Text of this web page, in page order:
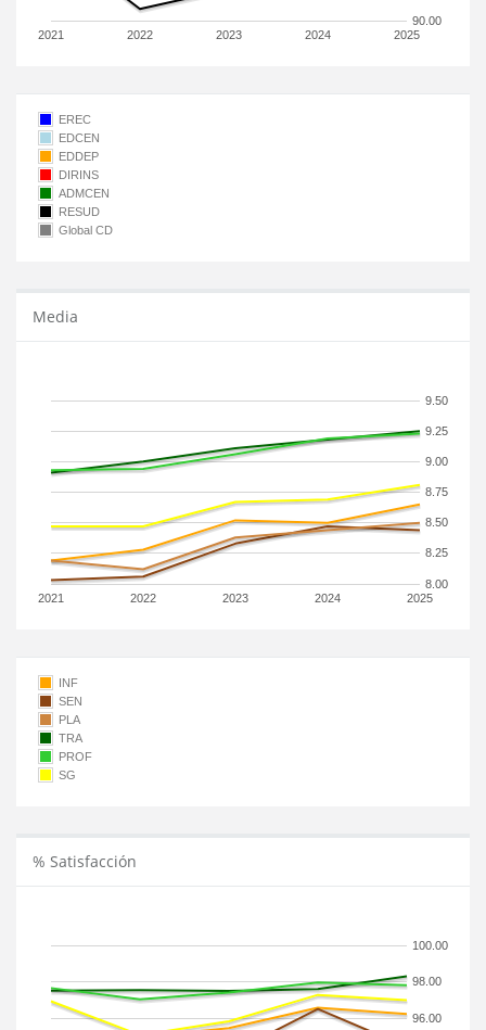
2021 2022 2023 2024 2025
90.00
EREC
EDCEN
EDDEP
DIRINS
ADMCEN
RESUD
Global CD
Media
2021 2022 2023 2024 2025
8.00
8.25
8.50
8.75
9.00
9.25
9.50
INF
SEN
PLA
TRA
PROF
SG
% Satisfacción
96.00
98.00
100.00